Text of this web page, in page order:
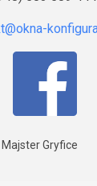
Majster Gryfice